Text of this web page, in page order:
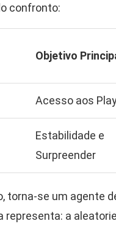
confronto:
Objetivo
Acesso aos
Estabilidade e
Surpreender
torna-se um agente
representa: a